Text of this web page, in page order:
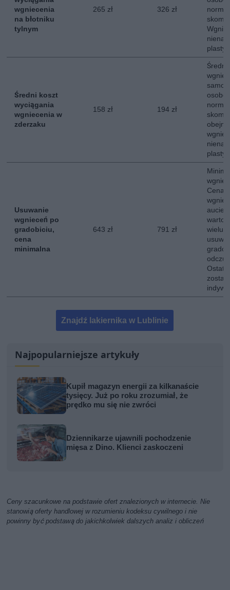
wgniecenia
na błotniku
tylnym
265 zł 326 zł
Średni koszt
wyciągania
wgniecenia w
zderzaku
158 zł 194 zł
Średni
Usuwanie
wgnieceń po
gradobiciu,
cena
minimalna
643 zł 791 zł
Cena
aucie
wielu
Znajdź lakiernika w Lublinie
Najpopularniejsze artykuły
Kupił magazyn energii za kilkanaście
tysięcy. Już po roku zrozumiał, że
prędko mu się nie zwróci
Dziennikarze ujawnili pochodzenie
mięsa z Dino. Klienci zaskoczeni
Ceny szacunkowe na podstawie ofert znalezionych w internecie. Nie
stanowią oferty handlowej w rozumieniu kodeksu cywilnego i nie
powinny być podstawą do jakichkolwiek dalszych analiz i obliczeń